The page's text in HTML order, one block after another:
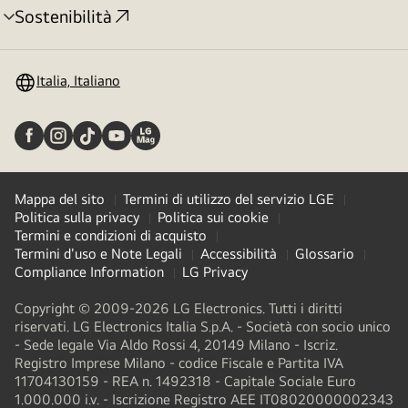
Sostenibilità
Attivazione
Italia, Italiano
Mappa del sito
Termini di utilizzo del servizio LGE
Politica sulla privacy
Politica sui cookie
Termini e condizioni di acquisto
Termini d'uso e Note Legali
Accessibilità
Glossario
Compliance Information
LG Privacy
Copyright © 2009-2026 LG Electronics. Tutti i diritti
riservati. LG Electronics Italia S.p.A. - Società con socio unico
- Sede legale Via Aldo Rossi 4, 20149 Milano - Iscriz.
Registro Imprese Milano - codice Fiscale e Partita IVA
11704130159 - REA n. 1492318 - Capitale Sociale Euro
1.000.000 i.v. - Iscrizione Registro AEE IT08020000002343​